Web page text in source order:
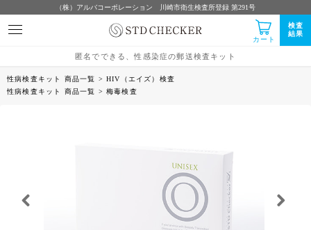
（株）アルバコーポレーション 川崎市衛生検査所登録 第291号
匿名でできる、性感染症の郵送検査キット
カート
検査
結果
性病検査キット 商品一覧 >HIV（エイズ）検査
性病検査キット 商品一覧 >梅毒検査